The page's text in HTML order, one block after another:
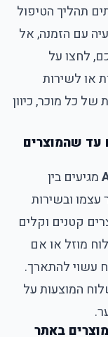
תהליך הטיפול
עם הזמנה, אל
לחצו על
או לשירות
של כל מוכר, כיוון
עד שהמוצרים
מגיעים בין
עצמו ובשירות
קטנים וקלים
מוזל או אם
עשוי להתארך.
המוצעות על
באתר